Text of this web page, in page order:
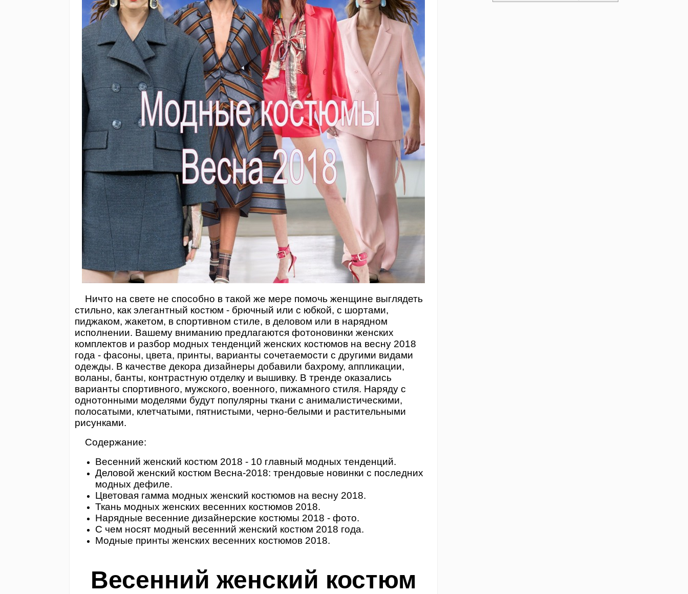
Ничто на свете не способно в такой же мере помочь женщине выглядеть
стильно, как элегантный костюм - брючный или с юбкой, с шортами,
пиджаком, жакетом, в спортивном стиле, в деловом или в нарядном
исполнении. Вашему вниманию предлагаются фотоновинки женских
комплектов и разбор модных тенденций женских костюмов на весну 2018
года - фасоны, цвета, принты, варианты сочетаемости с другими видами
одежды. В качестве декора дизайнеры добавили бахрому, аппликации,
воланы, банты, контрастную отделку и вышивку. В тренде оказались
варианты спортивного, мужского, военного, пижамного стиля. Наряду с
однотонными моделями будут популярны ткани с анималистическими,
полосатыми, клетчатыми, пятнистыми, черно-белыми и растительными
рисунками.
Содержание:
Весенний женский костюм 2018 - 10 главный модных тенденций.
Деловой женский костюм Весна-2018: трендовые новинки с последних
модных дефиле.
Цветовая гамма модных женский костюмов на весну 2018.
Ткань модных женских весенних костюмов 2018.
Нарядные весенние дизайнерские костюмы 2018 - фото.
С чем носят модный весенний женский костюм 2018 года.
Модные принты женских весенних костюмов 2018.
Весенний женский костюм